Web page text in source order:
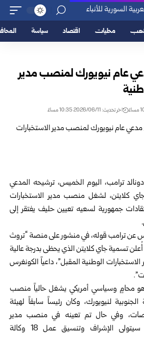
محليات اقتصاد سياسة
عام نيويورك لمنصب مدير
اخر تحديث: 2026/06/11 10:35 مساءً
ترامب، اليوم الخميس، ترشيحه المدعي
جاي كلايتن، لشغل منصب مدير الاستخبارات
جمهورية لسعيه تعيين حليف يفتقر إلى
عن ترامب قوله، في منشور على منصة “تروث
تسمية جاي كلايتن الذي يحظى بدرجة عالية
الاستخبارات الوطنية المقبل”، داعياً الكونغرس
هو محامٍ وسياسي أمريكي يشغل حالياً منصب
لنيويورك، وكان رئيساً سابقاً لهيئة
وفي حال تم تعينه في منصب مدير
الاستخبارات الوطنية، سيتولى الإشراف وتنسيق عمل 18 وكالة